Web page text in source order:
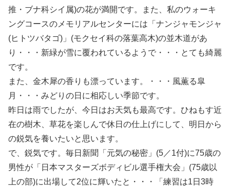
推・ブナ科シイ属)の花が満開です。また、私のウォーキ
ングコースのメモリアルセンターには「ナンジャモンジャ
(ヒトツバタゴ)」(モクセイ科の落葉高木)の並木道があ
り・・・新緑が雪に覆われているようで・・・とても綺麗
です。
また、金木犀の香りも漂っています。・・・風薫る皐
月・・・みどりの日に相応しい季節です。
昨日は雨でしたが、今日はお天気も最高です。ひねもす近
在の樹木、草花を楽しんで休日の仕上げにして、明日から
の鋭気を養いたいと思います。
で、鋭気です。毎日新聞「元気の秘密」(5／1付)に75歳の
男性が「日本マスターズボディビル選手権大会」(75歳以
上の部)に出場して2位に輝いたと・・・「練習は1日3時